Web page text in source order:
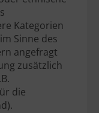
Kategorien
Sinne des
angefragt
zusätzlich
die